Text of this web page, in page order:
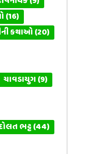
(16)
કથાઓ(20)
ચાવડાયુગ(9)
ભટ્ટ(44)